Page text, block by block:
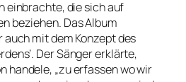
einbrachte, die sich auf
beziehen. Das Album
mit dem Konzept des
Der Sänger erklärte,
handele, „zu erfassen wo wir